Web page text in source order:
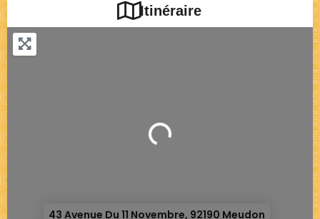
Itinéraire
Chargement...
43 Avenue Du 11 Novembre, 92190 Meudon